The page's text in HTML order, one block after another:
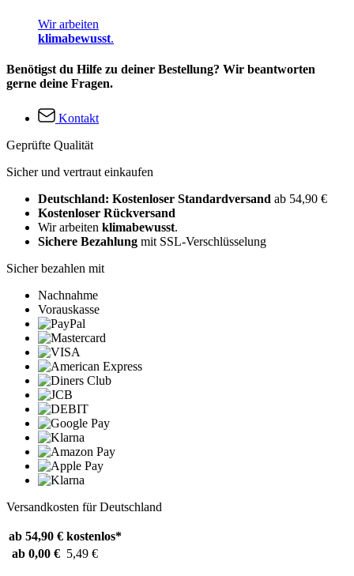
Wir arbeiten
klimabewusst.
Benötigst du Hilfe zu deiner Bestellung? Wir beantworten
gerne deine Fragen.
Kontakt
Geprüfte Qualität
Sicher und vertraut einkaufen
Deutschland: Kostenloser Standardversand ab 54,90 €
Kostenloser Rückversand
Wir arbeiten klimabewusst.
Sichere Bezahlung mit SSL-Verschlüsselung
Sicher bezahlen mit
Nachnahme
Vorauskasse
Versandkosten für Deutschland
ab 54,90 € kostenlos*
ab 0,00 € 5,49 €